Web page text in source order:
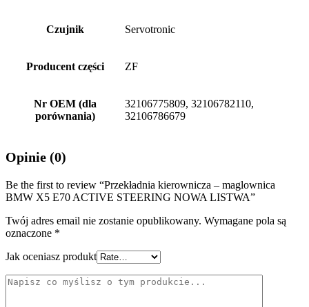
Czujnik Servotronic
Producent części ZF
Nr OEM (dla
porównania)
32106775809, 32106782110,
32106786679
Opinie (0)
Be the first to review “Przekładnia kierownicza – maglownica
BMW X5 E70 ACTIVE STEERING NOWA LISTWA”
Twój adres email nie zostanie opublikowany. Wymagane pola są
oznaczone *
Jak oceniasz produkt